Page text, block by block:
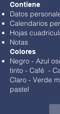
Contiene
Datos
Calendarios
Hojas
Notas
Colores
Negro - Azul
tinto - Café -
Claro - Verde
pastel